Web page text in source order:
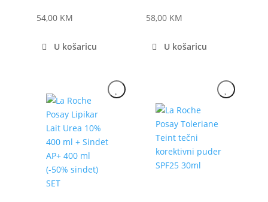
54,00 KM
U košaricu
58,00 KM
U košaricu